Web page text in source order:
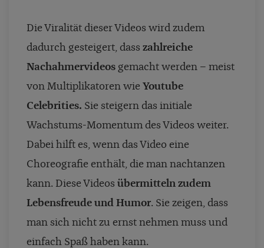
Die Viralität dieser Videos wird zudem
dadurch gesteigert, dass zahlreiche
Nachahmervideos gemacht werden – meist
von Multiplikatoren wie Youtube
Celebrities. Sie steigern das initiale
Wachstums-Momentum des Videos weiter.
Dabei hilft es, wenn das Video eine
Choreografie enthält, die man nachtanzen
kann. Diese Videos übermitteln zudem
Lebensfreude und Humor. Sie zeigen, dass
man sich nicht zu ernst nehmen muss und
einfach Spaß haben kann.